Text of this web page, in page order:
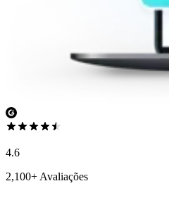
4.6
2,100+ Avaliações